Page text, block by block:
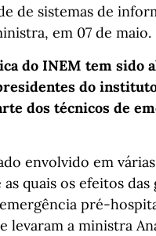
de sistemas de
em 07 de maio.
do INEM tem sido
do
dos técnicos de
envolvido em várias
quais os efeitos das
pré-
levaram a ministra